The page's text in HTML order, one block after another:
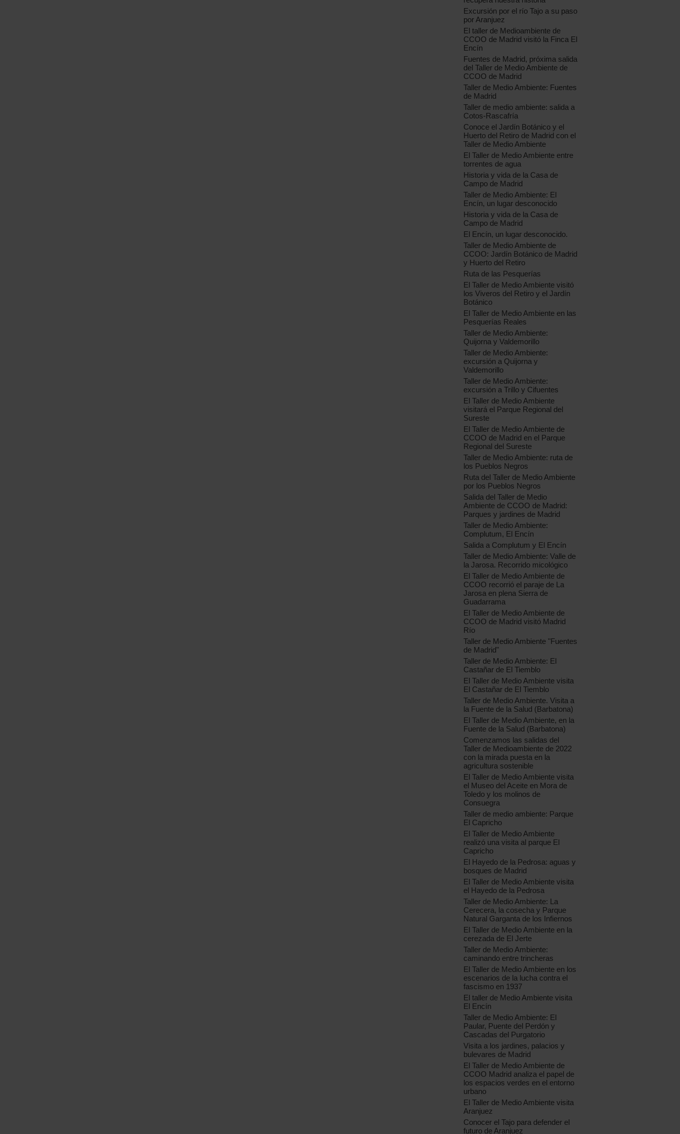
Excursión por el río Tajo a su paso
por Aranjuez
El taller de Medioambiente de
CCOO de Madrid visitó la Finca El
Encín
Fuentes de Madrid, próxima salida
del Taller de Medio Ambiente de
CCOO de Madrid
Taller de Medio Ambiente: Fuentes
de Madrid
Taller de medio ambiente: salida a
Cotos-Rascafría
Conoce el Jardín Botánico y el
Huerto del Retiro de Madrid con el
Taller de Medio Ambiente
El Taller de Medio Ambiente entre
torrentes de agua
Historia y vida de la Casa de
Campo de Madrid
Taller de Medio Ambiente: El
Encín, un lugar desconocido
Historia y vida de la Casa de
Campo de Madrid
El Encín, un lugar desconocido.
Taller de Medio Ambiente de
CCOO: Jardín Botánico de Madrid
y Huerto del Retiro
Ruta de las Pesquerías
El Taller de Medio Ambiente visitó
los Viveros del Retiro y el Jardín
Botánico
El Taller de Medio Ambiente en las
Pesquerías Reales
Taller de Medio Ambiente:
Quijorna y Valdemorillo
Taller de Medio Ambiente:
excursión a Quijorna y
Valdemorillo
Taller de Medio Ambiente:
excursión a Trillo y Cifuentes
El Taller de Medio Ambiente
visitará el Parque Regional del
Sureste
El Taller de Medio Ambiente de
CCOO de Madrid en el Parque
Regional del Sureste
Taller de Medio Ambiente: ruta de
los Pueblos Negros
Ruta del Taller de Medio Ambiente
por los Pueblos Negros
Salida del Taller de Medio
Ambiente de CCOO de Madrid:
Parques y jardines de Madrid
Taller de Medio Ambiente:
Complutum, El Encín
Salida a Complutum y El Encín
Taller de Medio Ambiente: Valle de
la Jarosa. Recorrido micológico
El Taller de Medio Ambiente de
CCOO recorrió el paraje de La
Jarosa en plena Sierra de
Guadarrama
El Taller de Medio Ambiente de
CCOO de Madrid visitó Madrid
Río
Taller de Medio Ambiente "Fuentes
de Madrid"
Taller de Medio Ambiente: El
Castañar de El Tiemblo
El Taller de Medio Ambiente visita
El Castañar de El Tiemblo
Taller de Medio Ambiente. Visita a
la Fuente de la Salud (Barbatona)
El Taller de Medio Ambiente, en la
Fuente de la Salud (Barbatona)
Comenzamos las salidas del
Taller de Medioambiente de 2022
con la mirada puesta en la
agricultura sostenible
El Taller de Medio Ambiente visita
el Museo del Aceite en Mora de
Toledo y los molinos de
Consuegra
Taller de medio ambiente: Parque
El Capricho
El Taller de Medio Ambiente
realizó una visita al parque El
Capricho
El Hayedo de la Pedrosa: aguas y
bosques de Madrid
El Taller de Medio Ambiente visita
el Hayedo de la Pedrosa
Taller de Medio Ambiente: La
Cerecera, la cosecha y Parque
Natural Garganta de los Infiernos
El Taller de Medio Ambiente en la
cerezada de El Jerte
Taller de Medio Ambiente:
caminando entre trincheras
El Taller de Medio Ambiente en los
escenarios de la lucha contra el
fascismo en 1937
El taller de Medio Ambiente visita
El Encín
Taller de Medio Ambiente: El
Paular, Puente del Perdón y
Cascadas del Purgatorio
Visita a los jardines, palacios y
bulevares de Madrid
El Taller de Medio Ambiente de
CCOO Madrid analiza el papel de
los espacios verdes en el entorno
urbano
El Taller de Medio Ambiente visita
Aranjuez
Conocer el Tajo para defender el
futuro de Aranjuez